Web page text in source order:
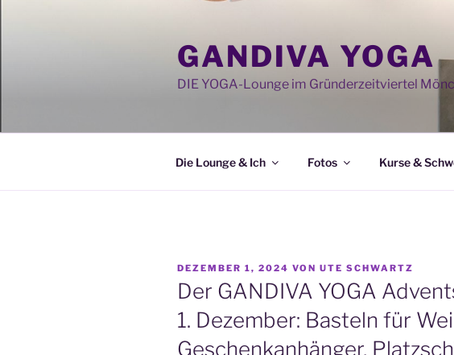
GANDIVA YOGA
DIE YOGA-Lounge im Gründerzeitviertel
Die Lounge & Ich Fotos Kurse &
VERÖFFENTLICHT
AM
DEZEMBER 1, 2024 VON UTE SCHWARTZ
Der GANDIVA YOGA
1. Dezember: Basteln für
Geschenkanhänger,